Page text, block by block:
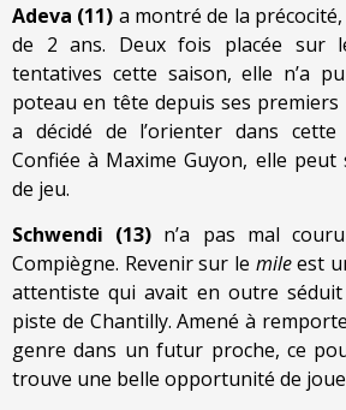
Adeva (11) a montré de la précocité,
de 2 ans. Deux fois placée sur
tentatives cette saison, elle n’a
poteau en tête depuis ses
a décidé de l’orienter dans cette
Confiée à Maxime Guyon, elle peut
de jeu.
Schwendi (13) n’a pas mal
Compiègne. Revenir sur le mileest
attentiste qui avait en outre
piste de Chantilly. Amené à
genre dans un futur proche, ce
trouve une belle opportunité de